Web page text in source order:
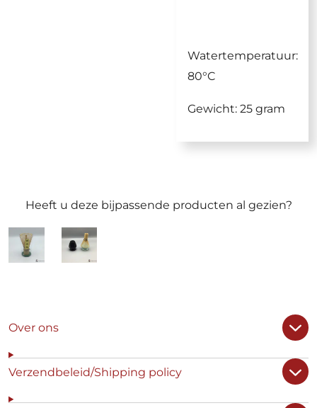
Watertemperatuur:
80°C
Gewicht: 25 gram
Heeft u deze bijpassende producten al gezien?
Over ons
Verzendbeleid/Shipping policy